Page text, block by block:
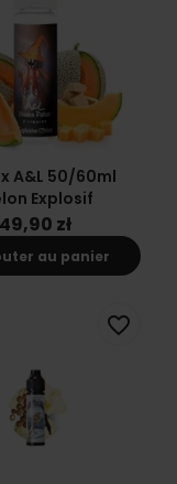
A&L 50/60ml
Explosif
49,90 zł
au panier
favorite_border